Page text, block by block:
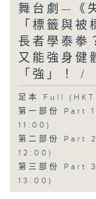
舞台劇—《
「標籤與
長者學泰拳
又能強身健
「強」！ /
足本 Full
第一部份 Part
11:00)
第二部份 Part
12:00)
第三部份 Part
13:00)